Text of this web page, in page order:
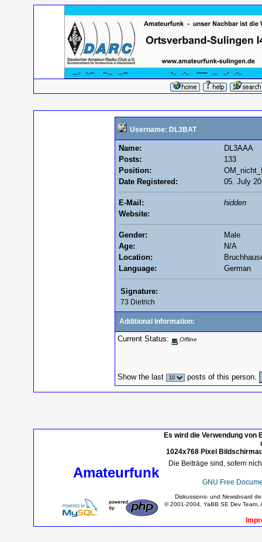
Username: DL3BAT
Name:
DL3AAA
Posts:
133
Position:
Date Registered:
05. July
E-Mail:
hidden
Website:
Gender:
Male
Age:
N/A
Location:
Language:
German
Signature:
73 Dietrich
Additional Information:
Current Status: Offline
Show the last posts of this person.
Es wird die Verwendung
1024x768 Pixel
Amateurfunk
Die Beiträge sind, sofern
GNU Free
Diskussions- und Newsboard
© 2001-2004, YaBB SE Dev Team.